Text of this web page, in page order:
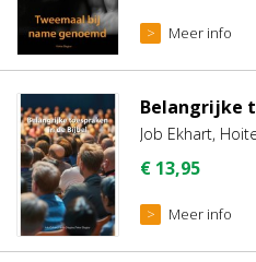
Meer info
Belangrijke
Job Ekhart,
€ 13,95
Meer info